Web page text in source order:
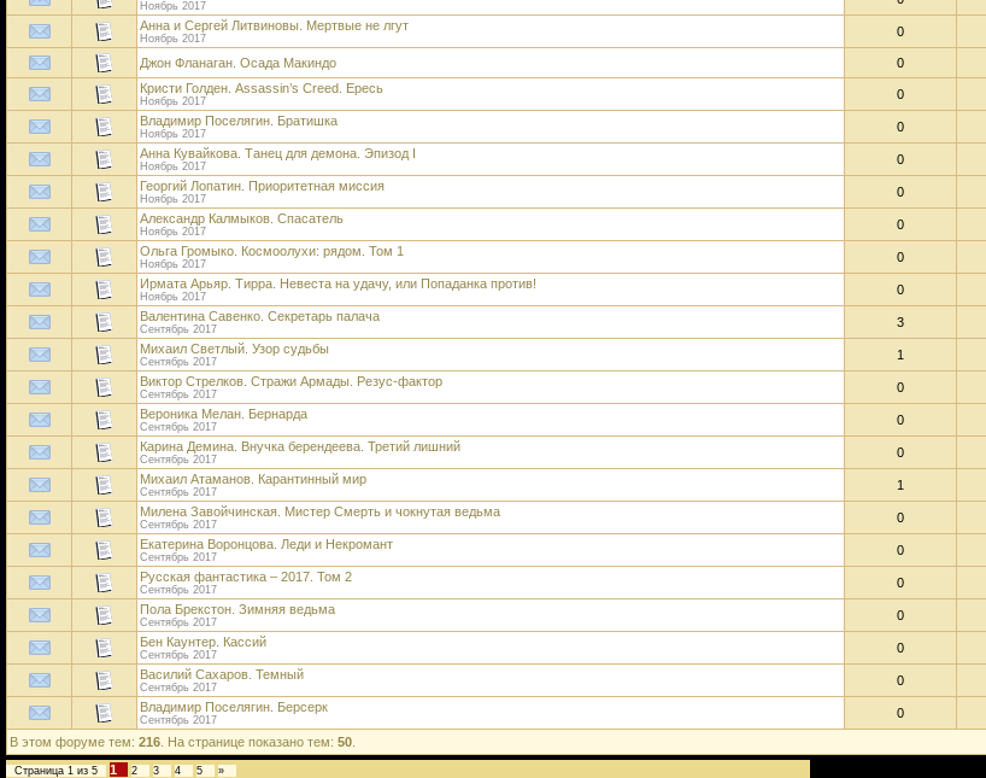
Ноябрь 2017
Анна и Сергей Литвиновы. Мертвые не лгут
Ноябрь 2017 0
Джон Фланаган. Осада Макиндо 0
Кристи Голден. Assassin’s Creed. Ересь
Ноябрь 2017 0
Владимир Поселягин. Братишка
Ноябрь 2017 0
Анна Кувайкова. Танец для демона. Эпизод I
Ноябрь 2017 0
Георгий Лопатин. Приоритетная миссия
Ноябрь 2017 0
Александр Калмыков. Спасатель
Ноябрь 2017 0
Ольга Громыко. Космоолухи: рядом. Том 1
Ноябрь 2017 0
Ирмата Арьяр. Тирра. Невеста на удачу, или Попаданка против!
Ноябрь 2017 0
Валентина Савенко. Секретарь палача
Сентябрь 2017 3
Михаил Светлый. Узор судьбы
Сентябрь 2017 1
Виктор Стрелков. Стражи Армады. Резус-фактор
Сентябрь 2017 0
Вероника Мелан. Бернарда
Сентябрь 2017 0
Карина Демина. Внучка берендеева. Третий лишний
Сентябрь 2017 0
Михаил Атаманов. Карантинный мир
Сентябрь 2017 1
Милена Завойчинская. Мистер Смерть и чокнутая ведьма
Сентябрь 2017 0
Екатерина Воронцова. Леди и Некромант
Сентябрь 2017 0
Русская фантастика – 2017. Том 2
Сентябрь 2017 0
Пола Брекстон. Зимняя ведьма
Сентябрь 2017 0
Бен Каунтер. Кассий
Сентябрь 2017 0
Василий Сахаров. Темный
Сентябрь 2017 0
Владимир Поселягин. Берсерк
Сентябрь 2017 0
В этом форуме тем: 216 . На странице показано тем: 50
Страница 1 из 5 1 2 3 4 5 »